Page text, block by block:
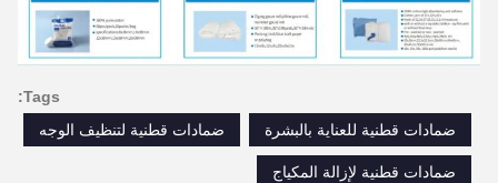
Tags:
ضمادات قطنية للعناية بالبشرة
ضمادات قطنية لتنظيف الوجه
ضمادات قطنية لإزالة المكياج